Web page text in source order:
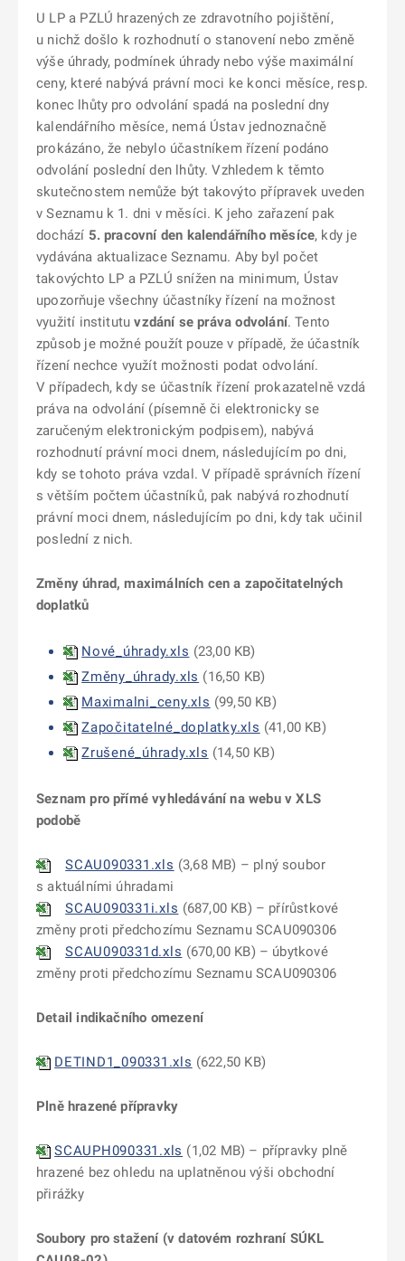
U LP a PZLÚ hrazených ze zdravotního pojištění,
u nichž došlo k rozhodnutí o stanovení nebo změně
výše úhrady, podmínek úhrady nebo výše maximální
ceny, které nabývá právní moci ke konci měsíce, resp.
konec lhůty pro odvolání spadá na poslední dny
kalendářního měsíce, nemá Ústav jednoznačně
prokázáno, že nebylo účastníkem řízení podáno
odvolání poslední den lhůty. Vzhledem k těmto
skutečnostem nemůže být takovýto přípravek uveden
v Seznamu k 1. dni v měsíci. K jeho zařazení pak
dochází 5. pracovní den kalendářního měsíce, kdy je
vydávána aktualizace Seznamu. Aby byl počet
takovýchto LP a PZLÚ snížen na minimum, Ústav
upozorňuje všechny účastníky řízení na možnost
využití institutuvzdání se práva odvolání. Tento
způsob je možné použít pouze v případě, že účastník
řízení nechce využít možnosti podat odvolání.
V případech, kdy se účastník řízení prokazatelně vzdá
práva na odvolání (písemně či elektronicky se
zaručeným elektronickým podpisem), nabývá
rozhodnutí právní moci dnem, následujícím po dni,
kdy se tohoto práva vzdal. V případě správních řízení
s větším počtem účastníků, pak nabývá rozhodnutí
právní moci dnem, následujícím po dni, kdy tak učinil
poslední z nich.
Změny úhrad, maximálních cen a započitatelných
doplatků
Nové_úhrady.xls (23,00 KB)
Změny_úhrady.xls (16,50 KB)
Maximalni_ceny.xls (99,50 KB)
Započitatelné_doplatky.xls (41,00 KB)
Zrušené_úhrady.xls (14,50 KB)
Seznam pro přímé vyhledávání na webu v XLS
podobě
SCAU090331.xls (3,68 MB) – plný soubor
s aktuálními úhradami
SCAU090331i.xls (687,00 KB) – přírůstkové
změny proti předchozímu Seznamu SCAU090306
SCAU090331d.xls (670,00 KB) – úbytkové
změny proti předchozímu Seznamu SCAU090306
Detail indikačního omezení
DETIND1_090331.xls (622,50 KB)
Plně hrazené přípravky
SCAUPH090331.xls (1,02 MB) – přípravky plně
hrazené bez ohledu na uplatněnou výši obchodní
přirážky
Soubory pro stažení (v datovém rozhraní SÚKL